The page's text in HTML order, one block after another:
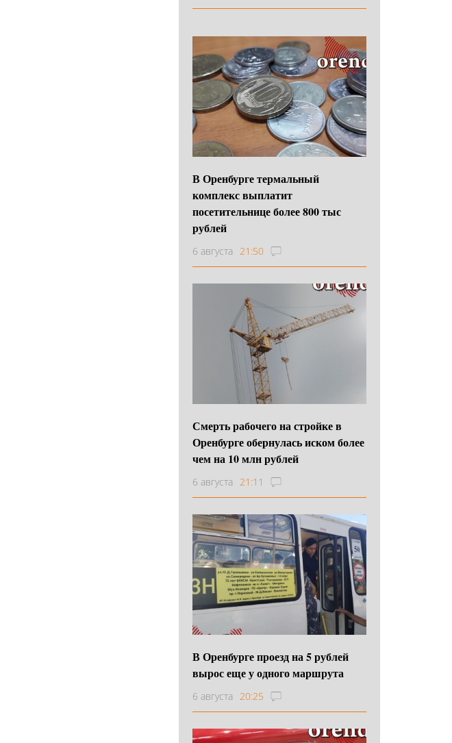
В Оренбурге термальный
комплекс выплатит
посетительнице более 800 тыс
рублей
6 августа 21:50
Смерть рабочего на стройке в
Оренбурге обернулась иском более
чем на 10 млн рублей
6 августа 21:11
В Оренбурге проезд на 5 рублей
вырос еще у одного маршрута
6 августа 20:25